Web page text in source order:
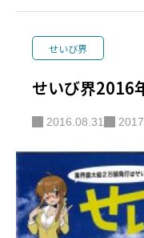
有償運送許可研修
せいび界
せいび界2016
2016.08.31